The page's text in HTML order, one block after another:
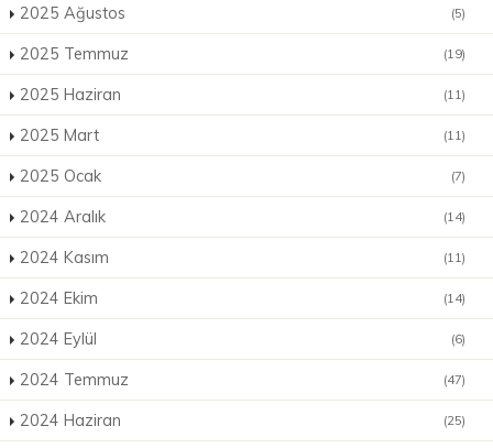
2025 Ağustos (5)
2025 Temmuz (19)
2025 Haziran (11)
2025 Mart (11)
2025 Ocak (7)
2024 Aralık (14)
2024 Kasım (11)
2024 Ekim (14)
2024 Eylül (6)
2024 Temmuz (47)
2024 Haziran (25)